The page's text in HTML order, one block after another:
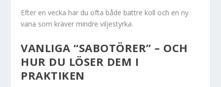
Efter en vecka har du ofta både bättre koll och en ny
vana som kräver mindre viljestyrka.
VANLIGA “SABOTÖRER” – OCH
HUR DU LÖSER DEM I
PRAKTIKEN